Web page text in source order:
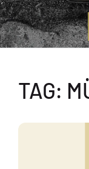
Jugendliche
Unterstützen
Kontakt
SUCHE
TAG: